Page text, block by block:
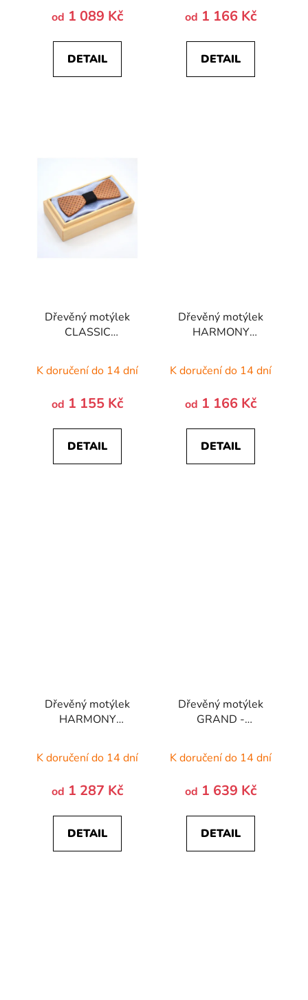
od 1 089 Kč
DETAIL
od 1 166 Kč
DETAIL
Dřevěný motýlek
CLASSIC
HRUŠKA PUNTÍKY
K doručení do 14 dní
od 1 155 Kč
DETAIL
Dřevěný motýlek
HARMONY
HRUŠKA
K doručení do 14 dní
od 1 166 Kč
DETAIL
Dřevěný motýlek
HARMONY
K doručení do 14 dní
od 1 287 Kč
DETAIL
Dřevěný motýlek
GRAND -
ŠACHOVNICE
K doručení do 14 dní
od 1 639 Kč
DETAIL